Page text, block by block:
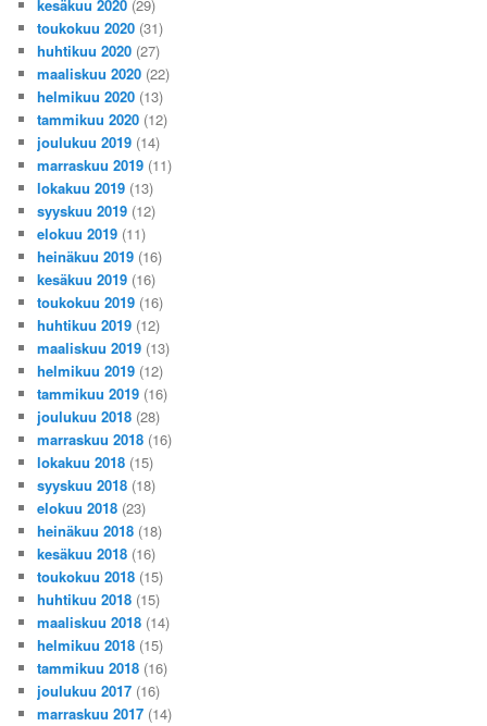
kesäkuu 2020 (29)
toukokuu 2020 (31)
huhtikuu 2020 (27)
maaliskuu 2020 (22)
helmikuu 2020 (13)
tammikuu 2020 (12)
joulukuu 2019 (14)
marraskuu 2019 (11)
lokakuu 2019 (13)
syyskuu 2019 (12)
elokuu 2019 (11)
heinäkuu 2019 (16)
kesäkuu 2019 (16)
toukokuu 2019 (16)
huhtikuu 2019 (12)
maaliskuu 2019 (13)
helmikuu 2019 (12)
tammikuu 2019 (16)
joulukuu 2018 (28)
marraskuu 2018 (16)
lokakuu 2018 (15)
syyskuu 2018 (18)
elokuu 2018 (23)
heinäkuu 2018 (18)
kesäkuu 2018 (16)
toukokuu 2018 (15)
huhtikuu 2018 (15)
maaliskuu 2018 (14)
helmikuu 2018 (15)
tammikuu 2018 (16)
joulukuu 2017 (16)
marraskuu 2017 (14)